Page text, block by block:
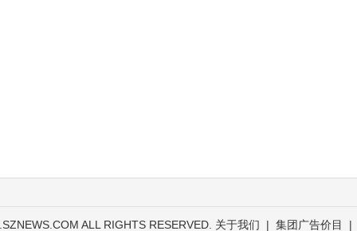
ALL RIGHTS RESERVED. 关于我们 | 集团广告价目 |